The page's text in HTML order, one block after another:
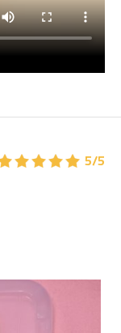
★★★★
★★★★ 5/5